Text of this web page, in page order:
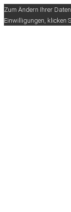
Zum Ändern Ihrer
Einwilligungen, klicken